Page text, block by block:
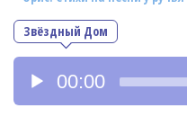
Звёздный Дом
Аудиоплеер
00:00